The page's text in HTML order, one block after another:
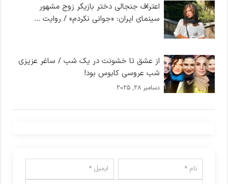
اعتراف جنجالی دختر بازیگر زوج مشهور
سینمای ایران: «جوانی نکردم» / روایت ...
از عشق تا خشونت در یک شب / ساغر عزیزی
شب عروسی کابوس بود!
دسامبر 28, 2025